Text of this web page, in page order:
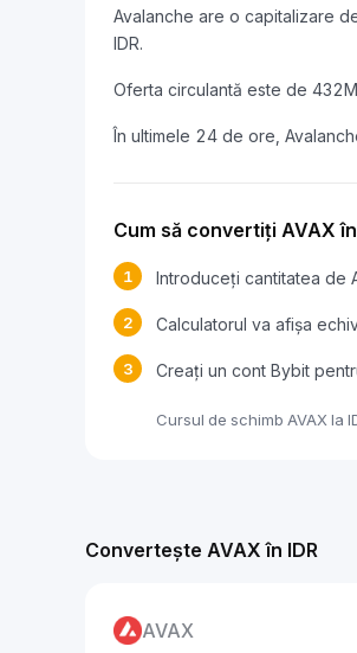
Avalanche are o capitalizare
IDR.
Oferta circulantă este de 432M
În ultimele 24 de ore,
Cum să convertiți AVAX în
1 Introduceți cantitatea de
2 Calculatorul va afișa
3 Creați un cont Bybit
Cursul de schimb AVAX la
Convertește AVAX în IDR
AVAX